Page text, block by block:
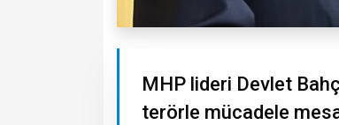
MHP lideri Devlet
terörle mücadele